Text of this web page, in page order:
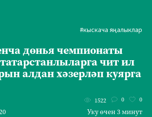
#кыскача яңалыклар
дөнья чемпионаты
чит ил
алдан хәзерләп куярга
1522 0 0
Уку өчен 3 минут